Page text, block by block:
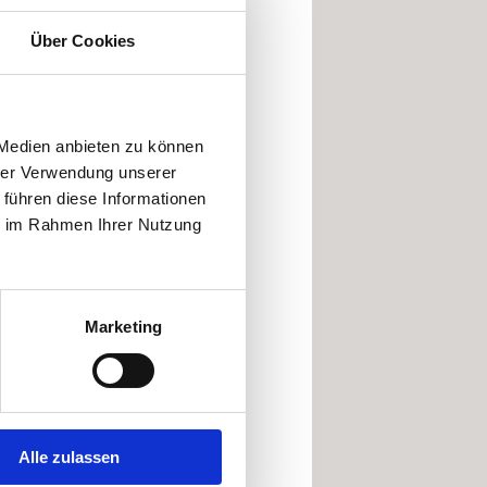
Über Cookies
anbieten zu können
Verwendung unserer
diese Informationen
Rahmen Ihrer Nutzung
Marketing
Alle zulassen